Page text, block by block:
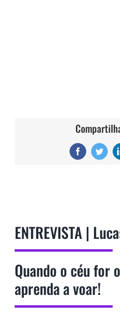
Facebook
ENTREVISTA |
Quando o céu for
aprenda a voar!